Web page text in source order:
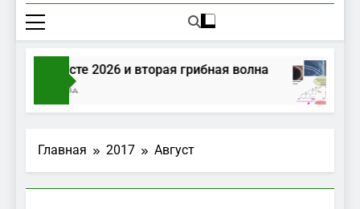
в августе 2026 и вторая грибная волна
Тому Назад
Главная 2017 Август